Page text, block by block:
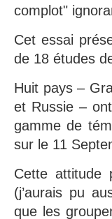
complot"
Cet essai
de 18 études
Huit pays –
et Russie –
gamme de
sur le 11
Cette attitude
(j’aurais pu
que les